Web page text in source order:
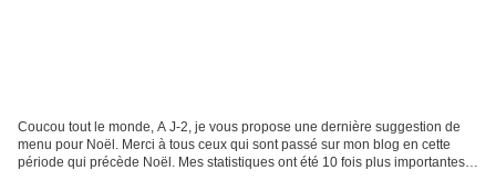
Coucou tout le monde, A J-2, je vous propose une dernière suggestion de
menu pour Noël. Merci à tous ceux qui sont passé sur mon blog en cette
période qui précède Noël. Mes statistiques ont été 10 fois plus importantes